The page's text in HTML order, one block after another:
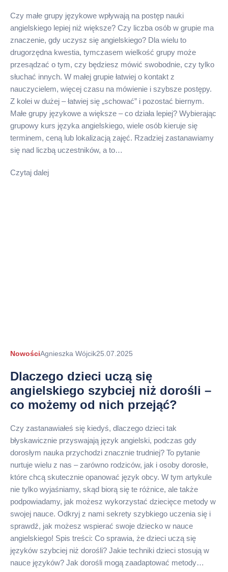
Czy małe grupy językowe wpływają na postęp nauki
angielskiego lepiej niż większe? Czy liczba osób w grupie ma
znaczenie, gdy uczysz się angielskiego? Dla wielu to
drugorzędna kwestia, tymczasem wielkość grupy może
przesądzać o tym, czy będziesz mówić swobodnie, czy tylko
słuchać innych. W małej grupie łatwiej o kontakt z
nauczycielem, więcej czasu na mówienie i szybsze postępy.
Z kolei w dużej – łatwiej się „schować” i pozostać biernym.
Małe grupy językowe a większe – co działa lepiej? Wybierając
grupowy kurs języka angielskiego, wiele osób kieruje się
terminem, ceną lub lokalizacją zajęć. Rzadziej zastanawiamy
się nad liczbą uczestników, a to…
Czytaj dalej
NowościAutor
Agnieszka Wójcik25.07.2025
Dlaczego dzieci uczą się
angielskiego szybciej niż dorośli –
co możemy od nich przejąć?
Czy zastanawiałeś się kiedyś, dlaczego dzieci tak
błyskawicznie przyswajają język angielski, podczas gdy
dorosłym nauka przychodzi znacznie trudniej? To pytanie
nurtuje wielu z nas – zarówno rodziców, jak i osoby dorosłe,
które chcą skutecznie opanować język obcy. W tym artykule
nie tylko wyjaśniamy, skąd biorą się te różnice, ale także
podpowiadamy, jak możesz wykorzystać dziecięce metody w
swojej nauce. Odkryj z nami sekrety szybkiego uczenia się i
sprawdź, jak możesz wspierać swoje dziecko w nauce
angielskiego! Spis treści: Co sprawia, że dzieci uczą się
języków szybciej niż dorośli? Jakie techniki dzieci stosują w
nauce języków? Jak dorośli mogą zaadaptować metody…